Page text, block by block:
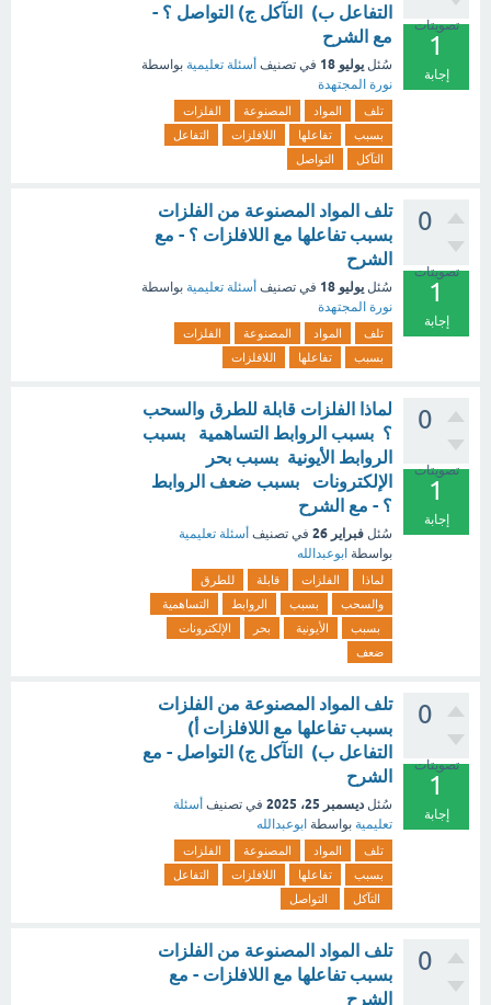
تصويتات
1
إجابة
التفاعل ب) التآكل ج) التواصل ؟ -
مع الشرح
سُئل يوليو 18 في تصنيف أسئلة تعليمية بواسطة
نورة المجتهدة
تلف المواد المصنوعة
الفلزات
بسبب
تفاعلها اللافلزات
التفاعل
التآكل
التواصل
0
تصويتات
1
إجابة
تلف المواد المصنوعة من الفلزات
بسبب تفاعلها مع اللافلزات ؟ - مع
الشرح
سُئل يوليو 18 في تصنيف أسئلة تعليمية بواسطة
نورة المجتهدة
تلف المواد المصنوعة
الفلزات
بسبب
تفاعلها اللافلزات
0
تصويتات
1
إجابة
لماذا الفلزات قابلة للطرق والسحب
؟ بسبب الروابط التساهمية بسبب
الروابط الأيونية بسبب بحر
الإلكترونات بسبب ضعف الروابط
؟ - مع الشرح
سُئل فبراير 26 في تصنيف أسئلة تعليمية
بواسطة ابوعبدالله
لماذا الفلزات قابلة
للطرق
والسحب
بسبب الروابط
التساهمية
بسبب
الأيونية بحر
الإلكترونات
ضعف
0
تصويتات
1
إجابة
تلف المواد المصنوعة من الفلزات
بسبب تفاعلها مع اللافلزات أ)
التفاعل ب) التآكل ج) التواصل - مع
الشرح
سُئل ديسمبر 25، 2025 في تصنيف أسئلة
تعليمية بواسطة ابوعبدالله
تلف المواد المصنوعة
الفلزات
بسبب
تفاعلها اللافلزات
التفاعل
التآكل
التواصل
0
تلف المواد المصنوعة من الفلزات
بسبب تفاعلها مع اللافلزات - مع
الشرح